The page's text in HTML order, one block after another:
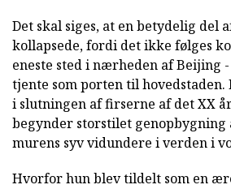
Det skal siges, at en betydelig del
kollapsede, fordi det ikke følges
eneste sted i nærheden af Beijing
tjente som porten til
i slutningen af firserne af det XX
begynder storstilet genopbygning
murens syv vidundere i verden i
Hvorfor hun blev tildelt som en